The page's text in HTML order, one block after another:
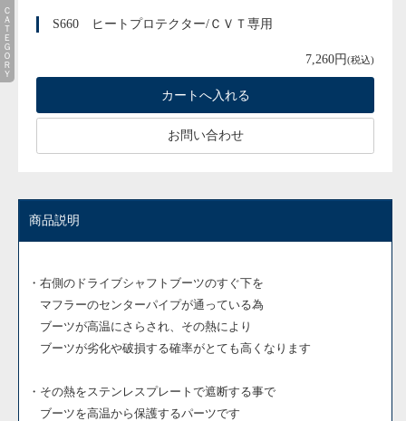
S660 ヒートプロテクター/ＣＶＴ専用
7,260円(税込)
お問い合わせ
商品説明
・右側のドライブシャフトブーツのすぐ下を
マフラーのセンターパイプが通っている為
ブーツが高温にさらされ、その熱により
ブーツが劣化や破損する確率がとても高くなります
・その熱をステンレスプレートで遮断する事で
ブーツを高温から保護するパーツです
ＣＡＴＥＧＯＲＹ